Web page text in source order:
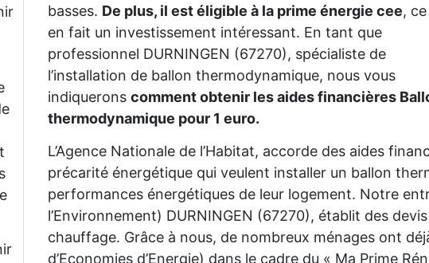
basses. De plus, il est éligible à la prime énergie cee,
en fait un investissement intéressant. En tant que
professionnel DURNINGEN (67270), spécialiste de
l’installation de ballon thermodynamique, nous vous
indiquerons comment obtenir les aides financières
thermodynamique pour 1 euro.
L’Agence Nationale de l’Habitat, accorde des aides
précarité énergétique qui veulent installer un ballon
performances énergétiques de leur logement. Notre
l’Environnement) DURNINGEN (67270), établit des
chauffage. Grâce à nous, de nombreux ménages ont
d’Economies d’Energie) dans le cadre du « Ma Prime